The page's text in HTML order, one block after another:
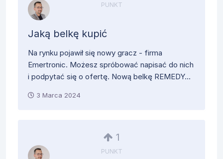
PUNKT
Jaką belkę kupić
Na rynku pojawił się nowy gracz - firma
Emertronic. Możesz spróbować napisać do nich
i podpytać się o ofertę. Nową belkę REMEDY...
3 Marca 2024
1
PUNKT